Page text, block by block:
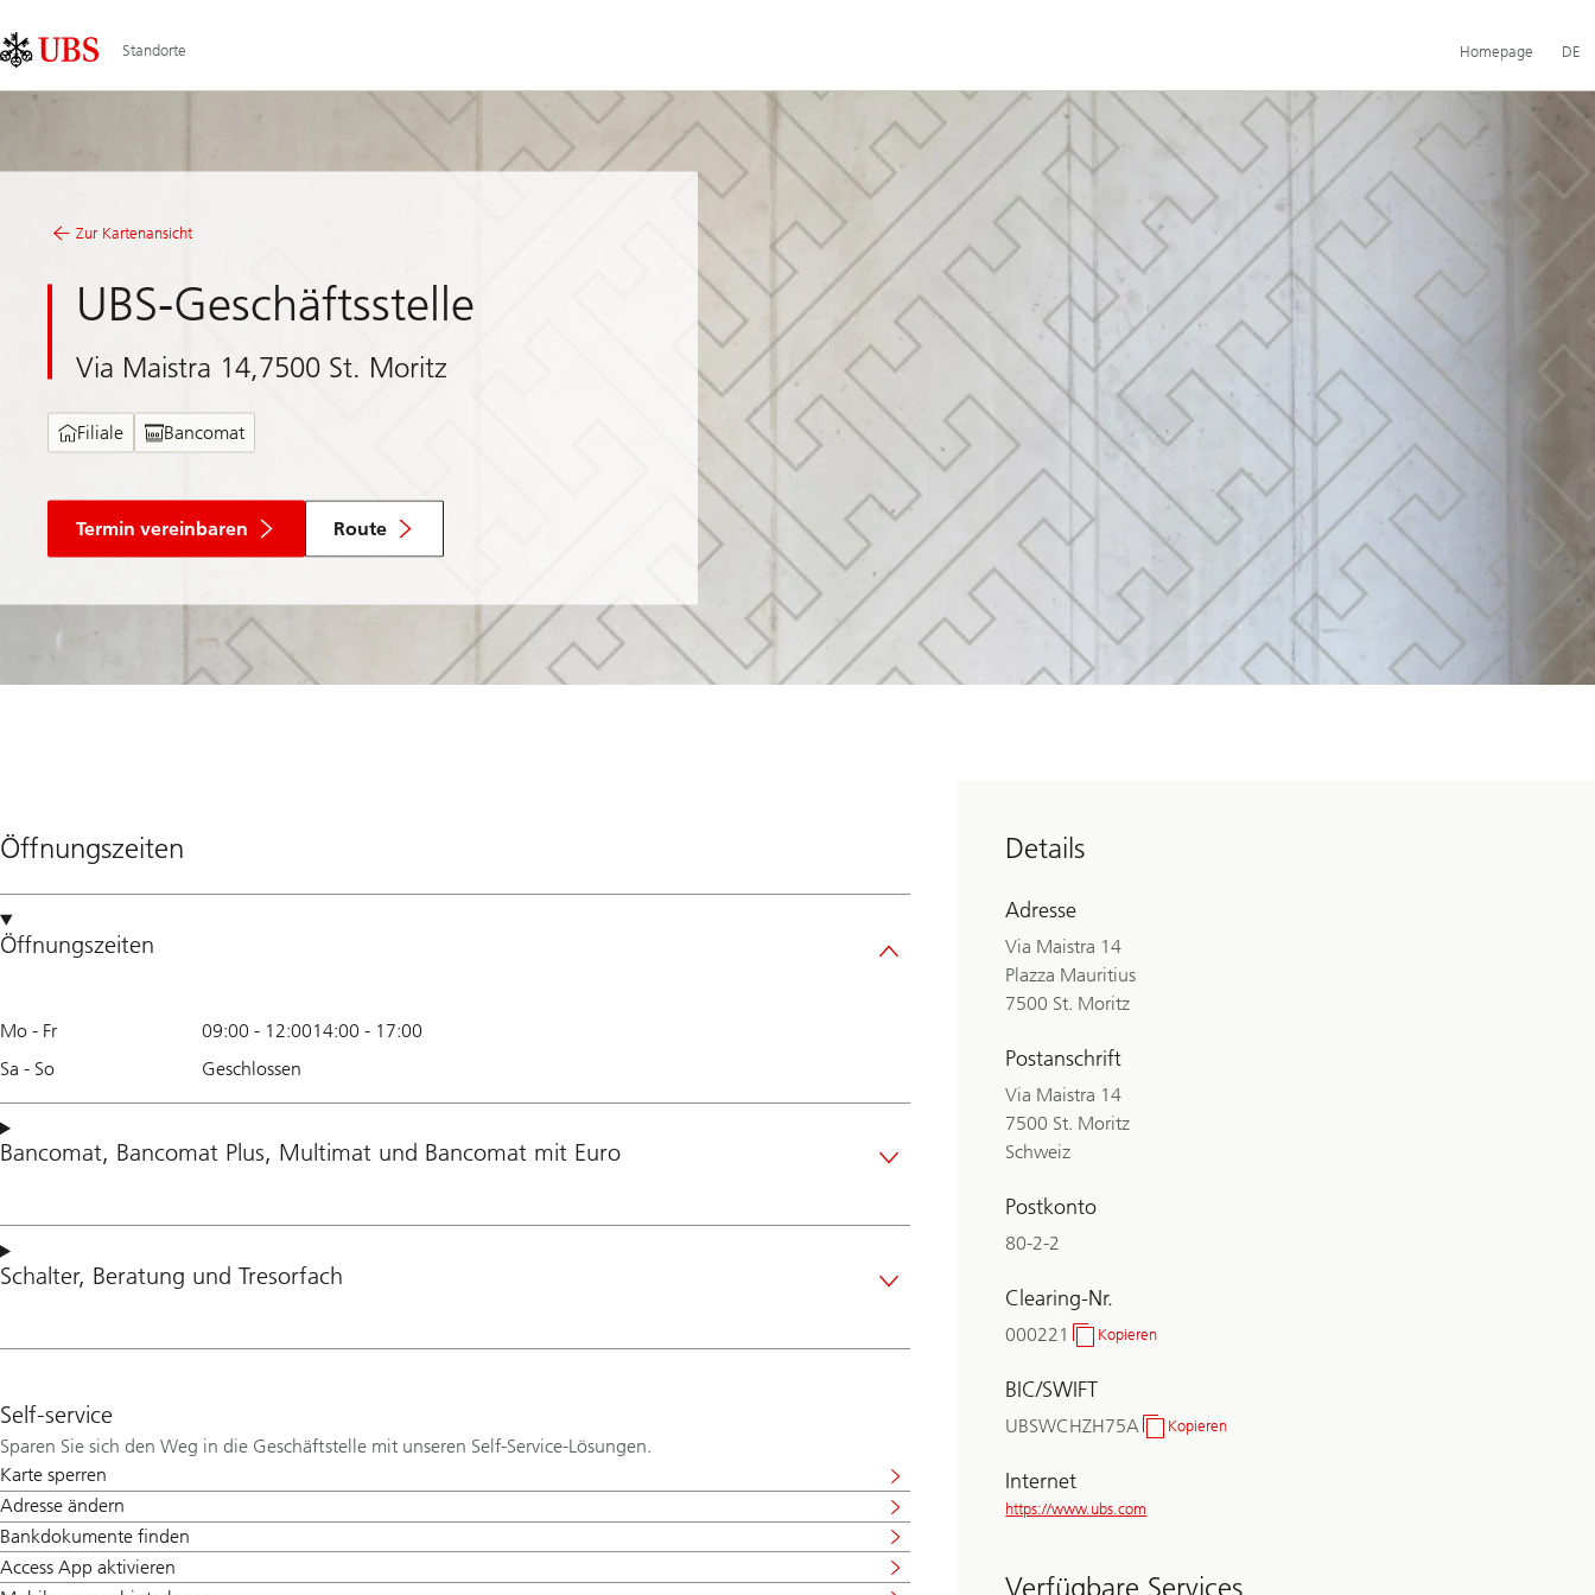
Area
Standorte Homepage DE
Zur Kartenansicht
UBS-Geschäftsstelle
Via Maistra 14,7500 St. Moritz
Filiale Bancomat
Termin vereinbaren Route
Öffnungszeiten
Öffnungszeiten
Mo - Fr 09:00 - 12:0014:00 - 17:00
Sa - So
Geschlossen
Bancomat, Bancomat Plus, Multimat und Bancomat mit Euro
Schalter, Beratung und Tresorfach
Self-service
Sparen Sie sich den Weg in die Geschäftstelle mit unseren Self-Service-Lösungen.
Karte sperren
Adresse ändern
Bankdokumente finden
Access App aktivieren
Details
Adresse
Via Maistra 14
Plazza Mauritius
7500 St. Moritz
Postanschrift
Via Maistra 14
7500 St. Moritz
Schweiz
Postkonto
80-2-2
Clearing-Nr.
000221
Kopieren
BIC/SWIFT
UBSWCHZH75A
Kopieren
Internet
https://www.ubs.com
Verfügbare Services